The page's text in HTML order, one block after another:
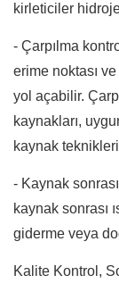
kirleticiler
- Çarpılma
erime noktası
yol açabilir.
kaynakları,
kaynak
- Kaynak
kaynak sonrası
giderme veya
Kalite Kontrol,